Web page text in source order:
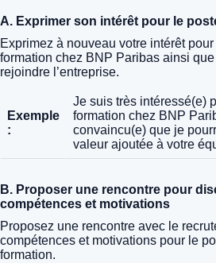
A. Exprimer son intérêt pour le
Exprimez à nouveau votre intérêt
formation chez BNP Paribas ainsi
rejoindre l’entreprise.
Exemple
:
Je suis très intéressé(e)
formation chez BNP
convaincu(e) que je
valeur ajoutée à votre
B. Proposer une rencontre pour
compétences et motivations
Proposez une rencontre avec le
compétences et motivations pour le
formation.